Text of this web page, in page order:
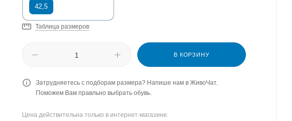
42,5
Таблица размеров
В КОРЗИНУ
Затрудняетесь с подборам размера? Напише нам в ЖивоЧат.
Поможем Вам правльно выбрать обувь.
Цена действительна только в интернет-магазине.